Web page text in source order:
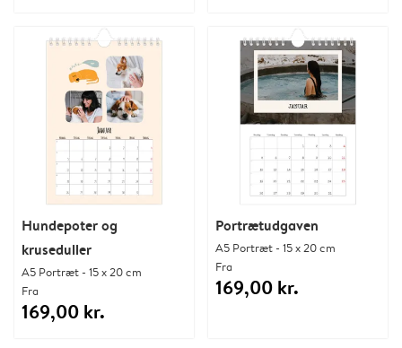
Hundepoter og
kruseduller
A5 Portræt - 15 x 20 cm
Fra
169,00 kr.
Portrætudgaven
A5 Portræt - 15 x 20 cm
Fra
169,00 kr.